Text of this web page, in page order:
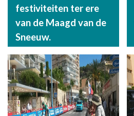
festiviteiten ter ere
van de Maagd van de
Sneeuw.